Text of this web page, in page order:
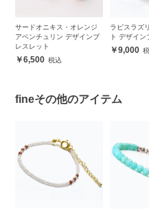
サードオニキス・オレンジ
アベンチュリン デザインブ
レスレット
6,500
ラピスラズ
ト デザイ
9,000
fineその他のアイテム